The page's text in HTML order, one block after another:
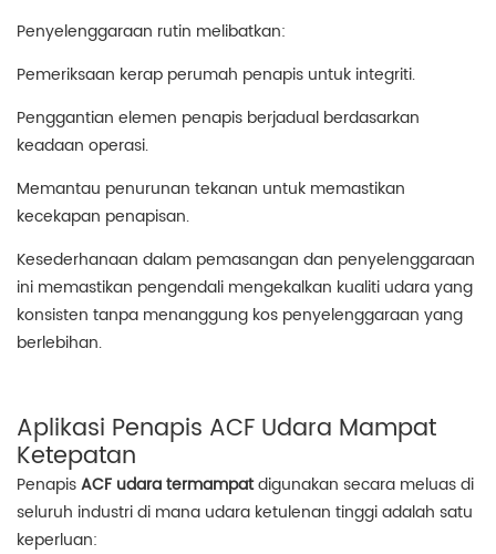
Penyelenggaraan rutin melibatkan:
Pemeriksaan kerap perumah penapis untuk integriti.
Penggantian elemen penapis berjadual berdasarkan
keadaan operasi.
Memantau penurunan tekanan untuk memastikan
kecekapan penapisan.
Kesederhanaan dalam pemasangan dan penyelenggaraan
ini memastikan pengendali mengekalkan kualiti udara yang
konsisten tanpa menanggung kos penyelenggaraan yang
berlebihan.
Aplikasi Penapis ACF Udara Mampat
Ketepatan
PenapisACF udara termampatdigunakan secara meluas di
seluruh industri di mana udara ketulenan tinggi adalah satu
keperluan: